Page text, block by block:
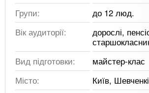
Групи:
до 12 люд.
Вік аудиторії:
дорослі,
Вид підготовки:
майстер-клас
Місто:
Київ,